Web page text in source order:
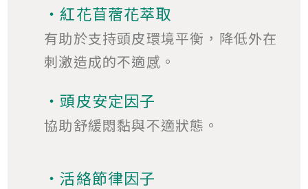
・紅花苜蓿花萃取
有助於支持頭皮環境平衡，降低外在
刺激造成的不適感。
・頭皮安定因子
協助舒緩悶黏與不適狀態。
・活絡節律因子